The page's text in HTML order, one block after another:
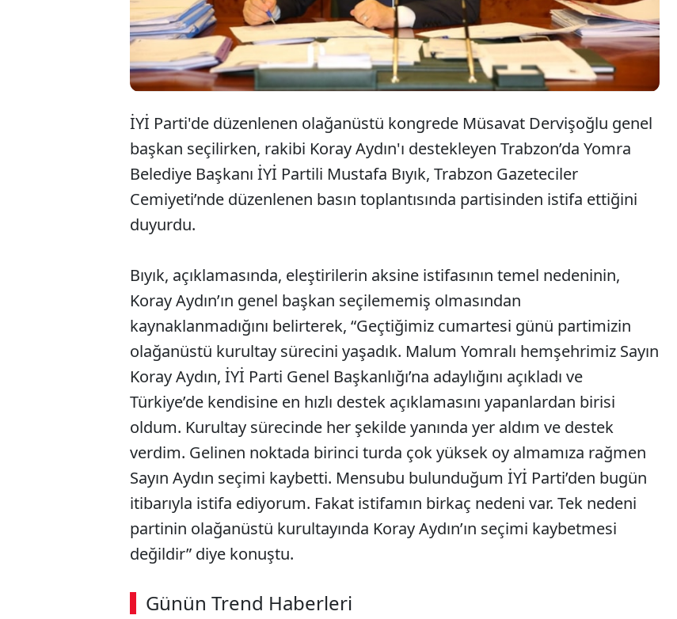
İYİ Parti'de düzenlenen olağanüstü kongrede Müsavat Dervişoğlu genel
başkan seçilirken, rakibi Koray Aydın'ı destekleyen Trabzon’da Yomra
Belediye Başkanı İYİ Partili Mustafa Bıyık, Trabzon Gazeteciler
Cemiyeti’nde düzenlenen basın toplantısında partisinden istifa ettiğini
duyurdu.
Bıyık, açıklamasında, eleştirilerin aksine istifasının temel nedeninin,
Koray Aydın’ın genel başkan seçilememiş olmasından
kaynaklanmadığını belirterek, “Geçtiğimiz cumartesi günü partimizin
olağanüstü kurultay sürecini yaşadık. Malum Yomralı hemşehrimiz Sayın
Koray Aydın, İYİ Parti Genel Başkanlığı’na adaylığını açıkladı ve
Türkiye’de kendisine en hızlı destek açıklamasını yapanlardan birisi
oldum. Kurultay sürecinde her şekilde yanında yer aldım ve destek
verdim. Gelinen noktada birinci turda çok yüksek oy almamıza rağmen
Sayın Aydın seçimi kaybetti. Mensubu bulunduğum İYİ Parti’den bugün
itibarıyla istifa ediyorum. Fakat istifamın birkaç nedeni var. Tek nedeni
partinin olağanüstü kurultayında Koray Aydın’ın seçimi kaybetmesi
değildir” diye konuştu.
Günün Trend Haberleri
00:03 / 02:14